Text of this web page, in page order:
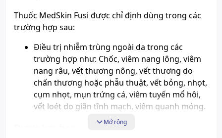
Thuốc MedSkin Fusi được chỉ định dùng trong các
trường hợp sau:
Ðiều trị nhiễm trùng ngoài da trong các
trường hợp như: Chốc, viêm nang lông, viêm
nang râu, vết thương nông, vết thương do
chấn thương hoặc phẫu thuật, vết bỏng, nhọt,
cụm nhọt, mụn trứng cá, viêm tuyến mổ hôi,
vết loét do giãn tĩnh mạch, viêm quanh móng.
Mở rộng